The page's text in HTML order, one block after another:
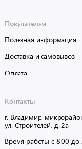
Покупателям
Полезная информация
Доставка и самовывоз
Оплата
Контакты
г. Владимир,
ул. Строителей, д. 2а
Время работы с 8.00 до